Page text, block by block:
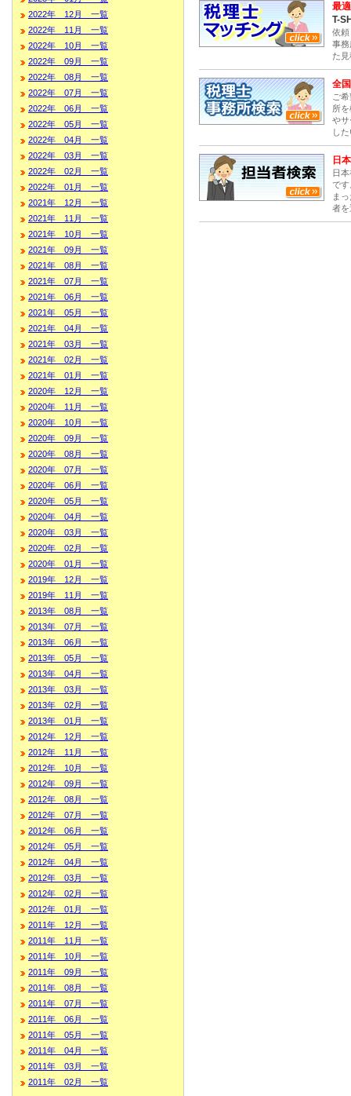
2022年 12月 一覧
2022年 11月 一覧
2022年 10月 一覧
2022年 09月 一覧
2022年 08月 一覧
2022年 07月 一覧
2022年 06月 一覧
2022年 05月 一覧
2022年 04月 一覧
2022年 03月 一覧
2022年 02月 一覧
2022年 01月 一覧
2021年 12月 一覧
2021年 11月 一覧
2021年 10月 一覧
2021年 09月 一覧
2021年 08月 一覧
2021年 07月 一覧
2021年 06月 一覧
2021年 05月 一覧
2021年 04月 一覧
2021年 03月 一覧
2021年 02月 一覧
2021年 01月 一覧
2020年 12月 一覧
2020年 11月 一覧
2020年 10月 一覧
2020年 09月 一覧
2020年 08月 一覧
2020年 07月 一覧
2020年 06月 一覧
2020年 05月 一覧
2020年 04月 一覧
2020年 03月 一覧
2020年 02月 一覧
2020年 01月 一覧
2019年 12月 一覧
2019年 11月 一覧
2013年 08月 一覧
2013年 07月 一覧
2013年 06月 一覧
2013年 05月 一覧
2013年 04月 一覧
2013年 03月 一覧
2013年 02月 一覧
2013年 01月 一覧
2012年 12月 一覧
2012年 11月 一覧
2012年 10月 一覧
2012年 09月 一覧
2012年 08月 一覧
2012年 07月 一覧
2012年 06月 一覧
2012年 05月 一覧
2012年 04月 一覧
2012年 03月 一覧
2012年 02月 一覧
2012年 01月 一覧
2011年 12月 一覧
2011年 11月 一覧
2011年 10月 一覧
2011年 09月 一覧
2011年 08月 一覧
2011年 07月 一覧
2011年 06月 一覧
2011年 05月 一覧
2011年 04月 一覧
2011年 03月 一覧
2011年 02月 一覧
最適
T-
依頼
事務
た
全
ご
所
やサ
し
日
日
です
ま
者を